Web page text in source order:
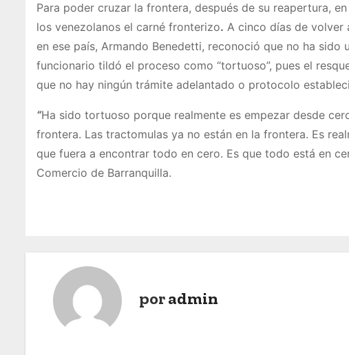
Para poder cruzar la frontera, después de su reapertura,
los venezolanos el carné fronterizo. A cinco días de volver
en ese país, Armando Benedetti, reconoció que no ha
funcionario tildó el proceso como “tortuoso”, pues el
que no hay ningún trámite adelantado o protocolo
“Ha sido tortuoso porque realmente es empezar desde
frontera. Las tractomulas ya no están en la frontera. Es
que fuera a encontrar todo en cero. Es que todo está en
Comercio de Barranquilla.
poradmin